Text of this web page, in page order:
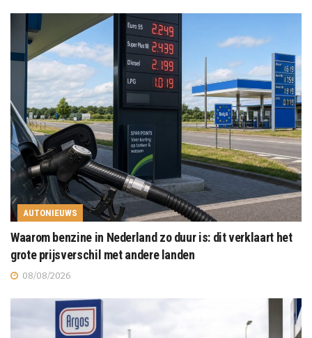
AUTONIEUWS
Waarom benzine in Nederland zo duur is: dit verklaart het
grote prijsverschil met andere landen
08/08/2026